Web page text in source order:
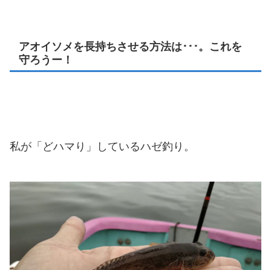
アオイソメを長持ちさせる方法は･･･。これを
守ろうー！
私が「どハマり」しているハゼ釣り。